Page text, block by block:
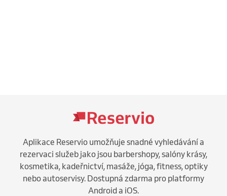
Aplikace Reservio umožňuje snadné vyhledávání a
rezervaci služeb jako jsou barbershopy, salóny krásy,
kosmetika, kadeřnictví, masáže, jóga, fitness, optiky
nebo autoservisy. Dostupná zdarma pro platformy
Android a iOS.